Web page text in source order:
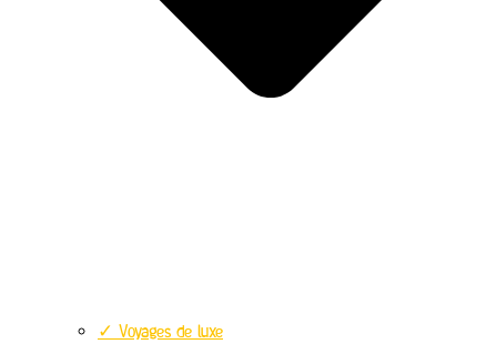
✓ Voyages de luxe